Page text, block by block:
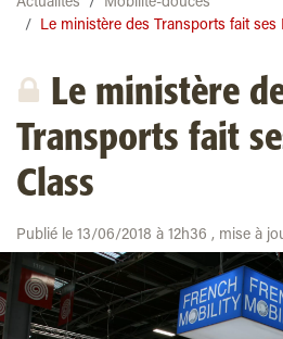
Actualités
Mobilite-douces
Le ministère des Transports fait ses
Le ministère
Transports fait
Class
Publié le 13/06/2018 à 12h36 , mise à